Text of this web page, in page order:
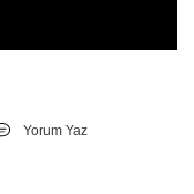
Yorum Yaz